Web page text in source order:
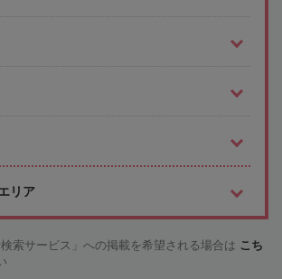
リア
検索サービス」への掲載を希望される場合は こち